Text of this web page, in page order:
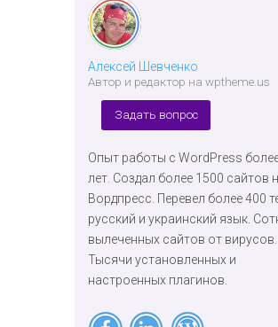
Алексей Шевченко
Автор и редактор на wptheme.us
Задать вопрос
Опыт работы с WordPress
лет. Создал более 1500 сайтов
Вордпресс. Перевел более 400
русский и украинский язык.
вылеченных сайтов от вирусов.
Тысячи установленных и
настроенных плагинов.